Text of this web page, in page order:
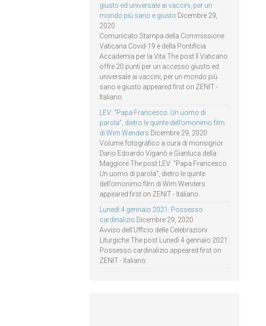
giusto ed universale ai vaccini, per un
mondo più sano e giusto Dicembre 29,
2020
Comunicato Stampa della Commissione
Vaticana Covid-19 e della Pontificia
Accademia per la Vita The post Il Vaticano
offre 20 punti per un accesso giusto ed
universale ai vaccini, per un mondo più
sano e giusto appeared first on ZENIT -
Italiano.
LEV: “Papa Francesco. Un uomo di
parola”, dietro le quinte dell’omonimo film
di Wim Wenders Dicembre 29, 2020
Volume fotografico a cura di monsignor
Dario Edoardo Viganò e Gianluca della
Maggiore The post LEV: “Papa Francesco.
Un uomo di parola”, dietro le quinte
dell’omonimo film di Wim Wenders
appeared first on ZENIT - Italiano.
Lunedì 4 gennaio 2021: Possesso
cardinalizio Dicembre 29, 2020
Avviso dell’Ufficio delle Celebrazioni
Liturgiche The post Lunedì 4 gennaio 2021:
Possesso cardinalizio appeared first on
ZENIT - Italiano.